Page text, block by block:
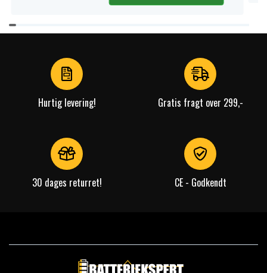
Item
1
Hurtig levering! Gratis fragt over 299,-
30 dages returret! CE - Godkendt